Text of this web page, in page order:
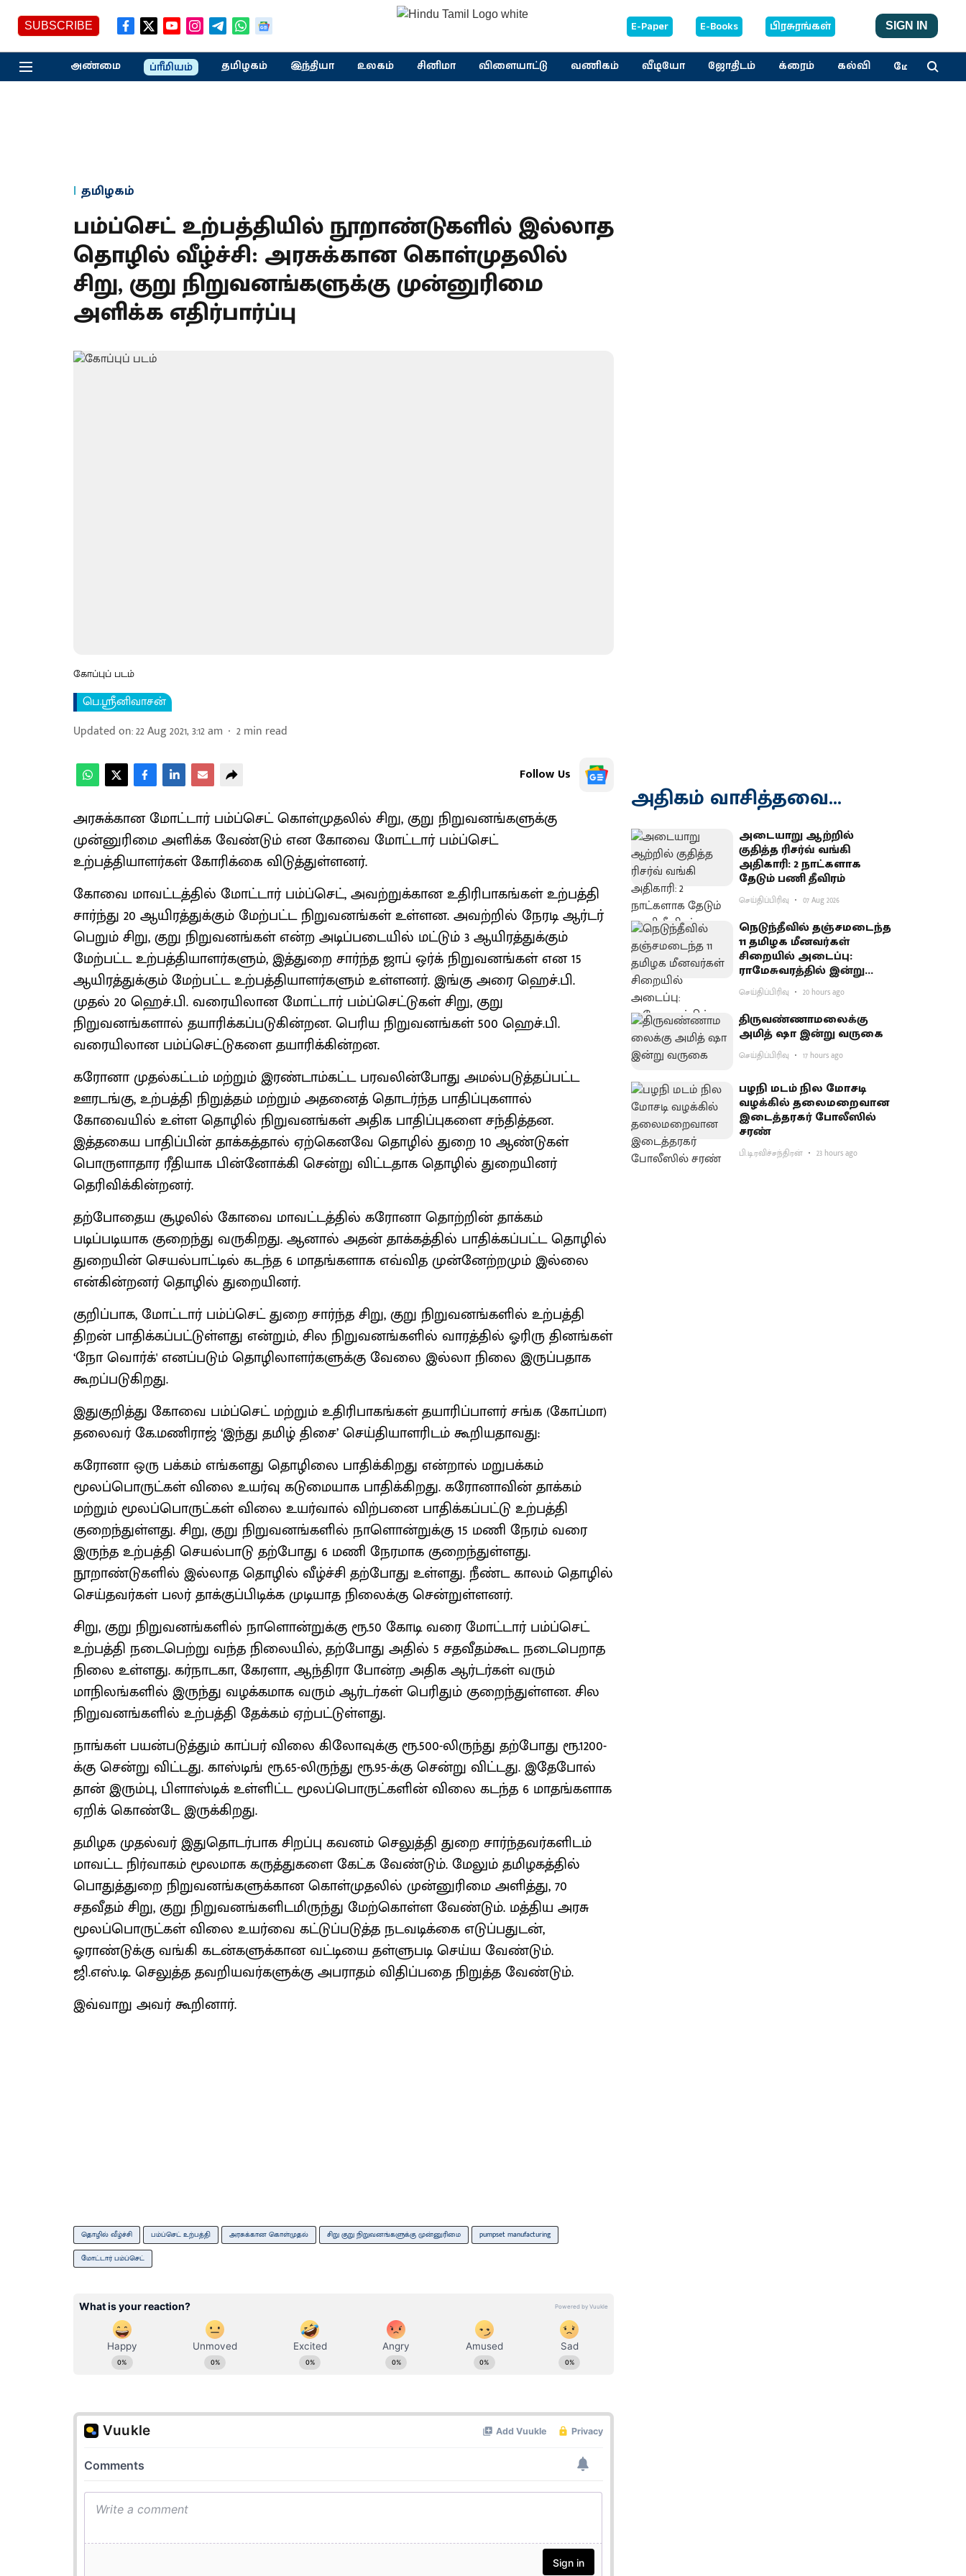
SUBSCRIBE E-Paper E-Books பிரசுரங்கள் SIGN IN
அண்மை ப்ரீமியம் தமிழகம் இந்தியா உலகம் சினிமா விளையாட்டு வணிகம் வீடியோ ஜோதிடம் க்ரைம் கல்வி மேலும்
தமிழகம்
பம்ப்செட் உற்பத்தியில் நூறாண்டுகளில் இல்லாத
தொழில் வீழ்ச்சி: அரசுக்கான கொள்முதலில்
சிறு, குறு நிறுவனங்களுக்கு முன்னுரிமை
அளிக்க எதிர்பார்ப்பு
கோப்புப் படம்
பெ.ஸ்ரீனிவாசன்
Updated on:22 Aug 2021, 3:12 am 2min read
Follow Us
அரசுக்கான மோட்டார் பம்ப்செட் கொள்முதலில் சிறு, குறு நிறுவனங்களுக்கு
முன்னுரிமை அளிக்க வேண்டும் என கோவை மோட்டார் பம்ப்செட்
உற்பத்தியாளர்கள் கோரிக்கை விடுத்துள்ளனர்.
கோவை மாவட்டத்தில் மோட்டார் பம்ப்செட், அவற்றுக்கான உதிரிபாகங்கள் உற்பத்தி
சார்ந்து 20 ஆயிரத்துக்கும் மேற்பட்ட நிறுவனங்கள் உள்ளன. அவற்றில் நேரடி ஆர்டர்
பெறும் சிறு, குறு நிறுவனங்கள் என்ற அடிப்படையில் மட்டும் 3 ஆயிரத்துக்கும்
மேற்பட்ட உற்பத்தியாளர்களும், இத்துறை சார்ந்த ஜாப் ஒர்க் நிறுவனங்கள் என 15
ஆயிரத்துக்கும் மேற்பட்ட உற்பத்தியாளர்களும் உள்ளனர். இங்கு அரை ஹெச்.பி.
முதல் 20 ஹெச்.பி. வரையிலான மோட்டார் பம்ப்செட்டுகள் சிறு, குறு
நிறுவனங்களால் தயாரிக்கப்படுகின்றன. பெரிய நிறுவனங்கள் 500 ஹெச்.பி.
வரையிலான பம்ப்செட்டுகளை தயாரிக்கின்றன.
கரோனா முதல்கட்டம் மற்றும் இரண்டாம்கட்ட பரவலின்போது அமல்படுத்தப்பட்ட
ஊரடங்கு, உற்பத்தி நிறுத்தம் மற்றும் அதனைத் தொடர்ந்த பாதிப்புகளால்
கோவையில் உள்ள தொழில் நிறுவனங்கள் அதிக பாதிப்புகளை சந்தித்தன.
இத்தகைய பாதிப்பின் தாக்கத்தால் ஏற்கெனவே தொழில் துறை 10 ஆண்டுகள்
பொருளாதார ரீதியாக பின்னோக்கி சென்று விட்டதாக தொழில் துறையினர்
தெரிவிக்கின்றனர்.
தற்போதைய சூழலில் கோவை மாவட்டத்தில் கரோனா தொற்றின் தாக்கம்
படிப்படியாக குறைந்து வருகிறது. ஆனால் அதன் தாக்கத்தில் பாதிக்கப்பட்ட தொழில்
துறையின் செயல்பாட்டில் கடந்த 6 மாதங்களாக எவ்வித முன்னேற்றமும் இல்லை
என்கின்றனர் தொழில் துறையினர்.
குறிப்பாக, மோட்டார் பம்ப்செட் துறை சார்ந்த சிறு, குறு நிறுவனங்களில் உற்பத்தி
திறன் பாதிக்கப்பட்டுள்ளது என்றும், சில நிறுவனங்களில் வாரத்தில் ஓரிரு தினங்கள்
‘நோ வொர்க்' எனப்படும் தொழிலாளர்களுக்கு வேலை இல்லா நிலை இருப்பதாக
கூறப்படுகிறது.
இதுகுறித்து கோவை பம்ப்செட் மற்றும் உதிரிபாகங்கள் தயாரிப்பாளர் சங்க (கோப்மா)
தலைவர் கே.மணிராஜ் ‘இந்து தமிழ் திசை’ செய்தியாளரிடம் கூறியதாவது:
கரோனா ஒரு பக்கம் எங்களது தொழிலை பாதிக்கிறது என்றால் மறுபக்கம்
மூலப்பொருட்கள் விலை உயர்வு கடுமையாக பாதிக்கிறது. கரோனாவின் தாக்கம்
மற்றும் மூலப்பொருட்கள் விலை உயர்வால் விற்பனை பாதிக்கப்பட்டு உற்பத்தி
குறைந்துள்ளது. சிறு, குறு நிறுவனங்களில் நாளொன்றுக்கு 15 மணி நேரம் வரை
இருந்த உற்பத்தி செயல்பாடு தற்போது 6 மணி நேரமாக குறைந்துள்ளது.
நூறாண்டுகளில் இல்லாத தொழில் வீழ்ச்சி தற்போது உள்ளது. நீண்ட காலம் தொழில்
செய்தவர்கள் பலர் தாக்குப்பிடிக்க முடியாத நிலைக்கு சென்றுள்ளனர்.
சிறு, குறு நிறுவனங்களில் நாளொன்றுக்கு ரூ.50 கோடி வரை மோட்டார் பம்ப்செட்
உற்பத்தி நடைபெற்று வந்த நிலையில், தற்போது அதில் 5 சதவீதம்கூட நடைபெறாத
நிலை உள்ளது. கர்நாடகா, கேரளா, ஆந்திரா போன்ற அதிக ஆர்டர்கள் வரும்
மாநிலங்களில் இருந்து வழக்கமாக வரும் ஆர்டர்கள் பெரிதும் குறைந்துள்ளன. சில
நிறுவனங்களில் உற்பத்தி தேக்கம் ஏற்பட்டுள்ளது.
நாங்கள் பயன்படுத்தும் காப்பர் விலை கிலோவுக்கு ரூ.500-லிருந்து தற்போது ரூ.1200-
க்கு சென்று விட்டது. காஸ்டிங் ரூ.65-லிருந்து ரூ.95-க்கு சென்று விட்டது. இதேபோல்
தான் இரும்பு, பிளாஸ்டிக் உள்ளிட்ட மூலப்பொருட்களின் விலை கடந்த 6 மாதங்களாக
ஏறிக் கொண்டே இருக்கிறது.
தமிழக முதல்வர் இதுதொடர்பாக சிறப்பு கவனம் செலுத்தி துறை சார்ந்தவர்களிடம்
மாவட்ட நிர்வாகம் மூலமாக கருத்துகளை கேட்க வேண்டும். மேலும் தமிழகத்தில்
பொதுத்துறை நிறுவனங்களுக்கான கொள்முதலில் முன்னுரிமை அளித்து, 70
சதவீதம் சிறு, குறு நிறுவனங்களிடமிருந்து மேற்கொள்ள வேண்டும். மத்திய அரசு
மூலப்பொருட்கள் விலை உயர்வை கட்டுப்படுத்த நடவடிக்கை எடுப்பதுடன்,
ஓராண்டுக்கு வங்கி கடன்களுக்கான வட்டியை தள்ளுபடி செய்ய வேண்டும்.
ஜி.எஸ்.டி. செலுத்த தவறியவர்களுக்கு அபராதம் விதிப்பதை நிறுத்த வேண்டும்.
இவ்வாறு அவர் கூறினார்.
தொழில் வீழ்ச்சி பம்ப்செட் உற்பத்தி அரசுக்கான கொள்முதல் சிறு குறு நிறுவனங்களுக்கு முன்னுரிமை pumpset manufacturing
மோட்டார் பம்ப்செட்
அதிகம் வாசித்தவை...
அடையாறு ஆற்றில்
குதித்த ரிசர்வ் வங்கி
அதிகாரி: 2 நாட்களாக
தேடும் பணி தீவிரம்
செய்திப்பிரிவு 07 Aug 2026
நெடுந்தீவில் தஞ்சமடைந்த
11 தமிழக மீனவர்கள்
சிறையில் அடைப்பு:
ராமேசுவரத்தில் இன்று
வேலைநிறுத்தம்
செய்திப்பிரிவு 20 hours ago
திருவண்ணாமலைக்கு
அமித் ஷா இன்று வருகை
செய்திப்பிரிவு 17 hours ago
பழநி மடம் நில மோசடி
வழக்கில் தலைமறைவான
இடைத்தரகர் போலீஸில்
சரண்
பி.டி.ரவிச்சந்திரன் 23 hours ago